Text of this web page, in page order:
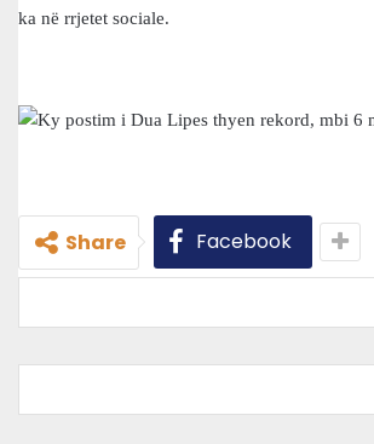
ka në rrjetet sociale.
Share Facebook